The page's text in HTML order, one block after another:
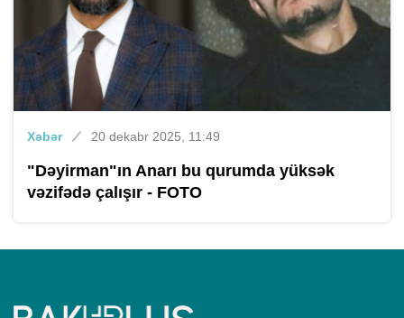
Xəbər 20 dekabr 2025, 11:49
"Dəyirman"ın Anarı bu qurumda yüksək
vəzifədə çalışır - FOTO